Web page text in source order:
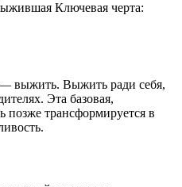
Ключевая черта:
выжить. Выжить ради себя,
Эта базовая,
позже трансформируется в